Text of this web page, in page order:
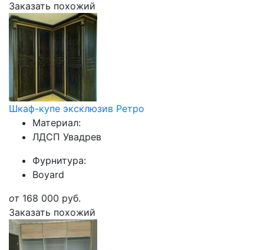
Заказать похожий
Шкаф-купе эксклюзив Ретро
Материал:
ЛДСП Увадрев
Фурнитура:
Boyard
от 168 000 руб.
Заказать похожий